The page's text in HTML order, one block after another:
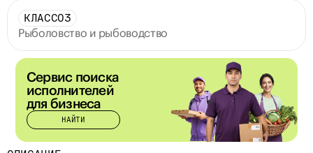
КЛАСС03
Рыболовство и рыбоводство
Сервис поиска
исполнителей
для бизнеса
НАЙТИ